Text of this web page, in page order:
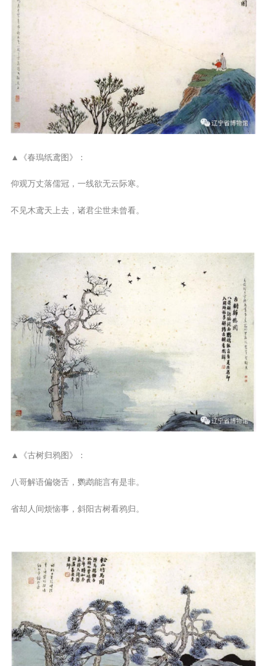
▲《春瑦纸鸢图》：
仰观万丈落儒冠，一线欲无云际寒。
不见木鸢天上去，诸君尘世未曾看。
▲《古树归鸦图》：
八哥解语偏饶舌，鹦鹉能言有是非。
省却人间烦恼事，斜阳古树看鸦归。